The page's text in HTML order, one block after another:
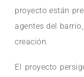
proyecto están
agentes del
creación.
El proyecto